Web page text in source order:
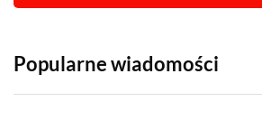
Popularne wiadomości